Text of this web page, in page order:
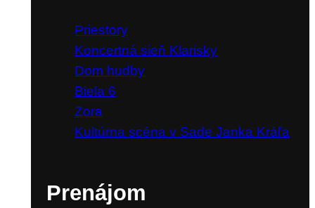
Priestory
Koncertná sieň Klarisky
Dom hudby
Biela 6
Zora
Kultúrna scéna v Sade Janka Kráľa
Prenájom